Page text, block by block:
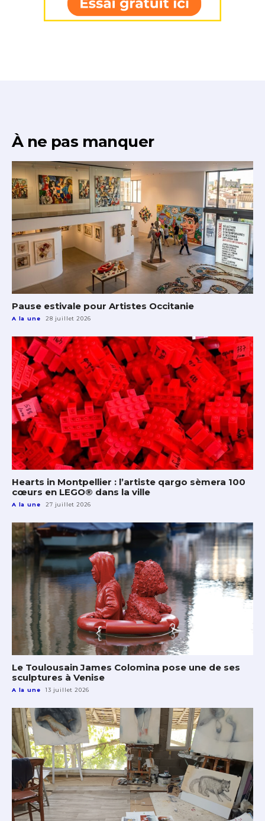
À ne pas manquer
Pause estivale pour Artistes Occitanie
A la une 28 juillet 2026
Hearts in Montpellier : l’artiste qargo sèmera 100
cœurs en LEGO® dans la ville
A la une 27 juillet 2026
Le Toulousain James Colomina pose une de ses
sculptures à Venise
A la une 13 juillet 2026